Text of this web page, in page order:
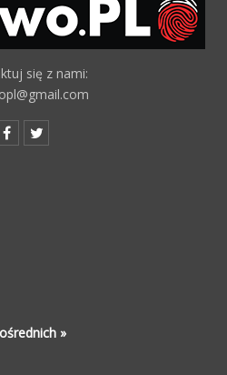
się z nami:
»